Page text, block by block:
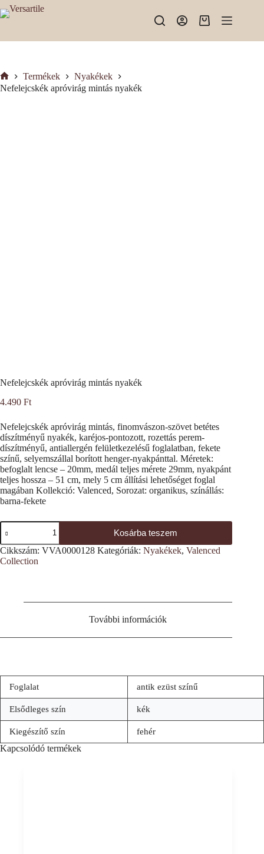
Skip
to
Shopping
Kezdőlap
Termékek
Nyakékek
Nefelejcskék apróvirág mintás nyakék
Nefelejcskék apróvirág mintás nyakék
4.490 Ft
Nefelejcskék apróvirág mintás, finomvászon-szövet betétes
díszítményű nyakék, karéjos-pontozott, rozettás perem-
díszítményű, antiallergén felületkezelésű foglalatban, fekete
színű, selyemszállal borított henger-nyakpánttal. Méretek:
befoglalt lencse – 20mm, medál teljes mérete 29mm, nyakpánt
teljes hossza – 51 cm, mely 5 cm állítási lehetőséget foglal
magában Kollekció: Valenced, Sorozat: organikus, színállás:
barna-fekete
Nefelejcskék
apróvirág
mintás
nyakék
mennyiség
Kosárba teszem
Cikkszám: VVA0000128 Kategóriák: Nyakékek, Valenced
Collection
További információk
Foglalat antik ezüst színű
Elsődleges szín kék
Kiegészítő szín fehér
Kapcsolódó termékek